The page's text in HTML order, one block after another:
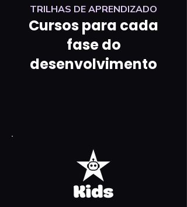
TRILHAS DE APRENDIZADO
Cursos para cada
fase do
desenvolvimento